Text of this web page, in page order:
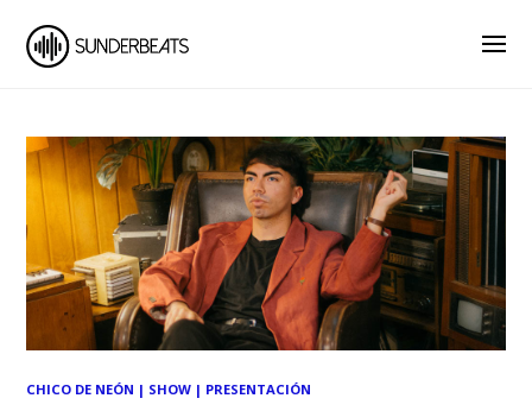
CHICO DE NEÓN | SHOW | PRESENTACIÓN